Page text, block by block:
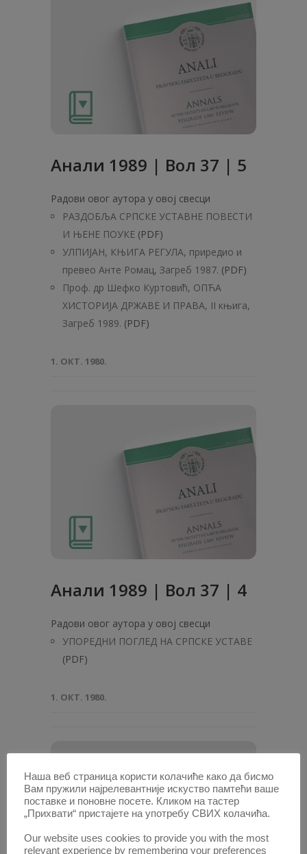
Анали 1989 | Вол 37 | 5
Радови овог аутора у овој свесци
РАЗДОБЉА СРПСКЕ УCTABHE ПОВЕСТИ
И ЊЕНЕ ПОУКЕ (PDF)
УЛПИЈАН, КЊИГА РЕГУЛА, приредио и
превео Анте Ромац, Загреб 1987. (PDF)
Проф. дp Шефко Куртовић, ОПЋА
ХИСТОРИЈА ДРЖАВЕ И ПРАВА, II књига,
Загреб 1989. (PDF)
1. ОКТ. 1980.
Анали 1989 | Вол 37 | 4
Радови овог аутора у овој свесци
УПОРЕДНИ ПОГЛЕД НА СРПСКЕ УСТАВЕ
(PDF)
1. ОКТ. 1980.
Наша веб страница користи колачиће како да бисмо
Вам пружили најрелевантније искуство памтећи ваше
поставке и поновне посете. Кликом на тастер
„Прихвати“ пристајете на употребу СВИХ колачића.
Our website uses cookies to provide you with the most
relevant experience by remembering your preferences